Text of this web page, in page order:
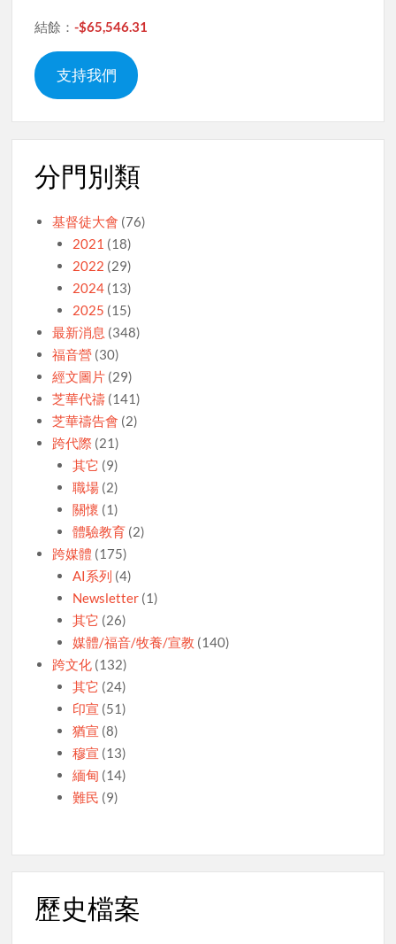
結餘：-$65,546.31
支持我們
分門別類
基督徒大會 (76)
2021 (18)
2022 (29)
2024(13)
2025 (15)
最新消息 (348)
福音營 (30)
經文圖片 (29)
芝華代禱 (141)
芝華禱告會 (2)
跨代際 (21)
其它 (9)
職場(2)
關懷 (1)
體驗教育(2)
跨媒體 (175)
AI系列 (4)
Newsletter(1)
其它 (26)
媒體/福音/牧養/宣教 (140)
跨文化 (132)
其它 (24)
印宣 (51)
猶宣 (8)
穆宣 (13)
緬甸 (14)
難民 (9)
歷史檔案